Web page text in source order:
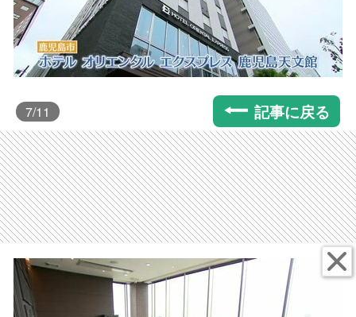
7/11 記事に戻る